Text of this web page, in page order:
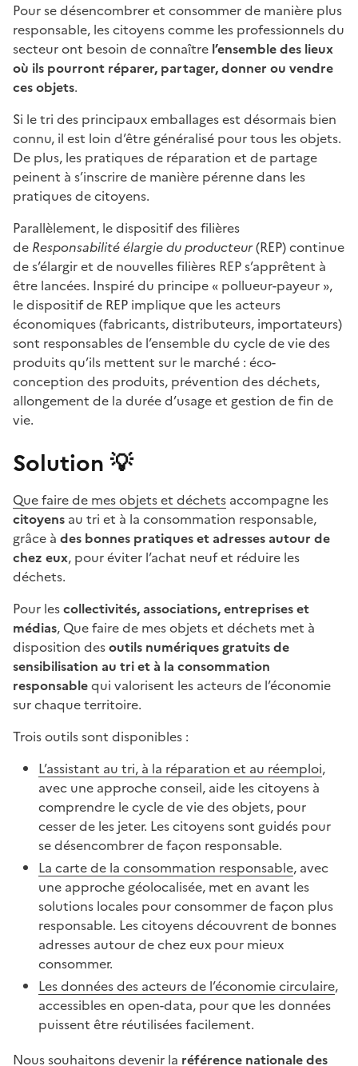
Pour se désencombrer et consommer de manière plus
responsable, les citoyens comme les professionnels du
secteur ont besoin de connaître l’ensemble des lieux
où ils pourront réparer, partager, donner ou vendre
ces objets.
Si le tri des principaux emballages est désormais bien
connu, il est loin d’être généralisé pour tous les objets.
De plus, les pratiques de réparation et de partage
peinent à s’inscrire de manière pérenne dans les
pratiques de citoyens.
Parallèlement, le dispositif des filières
de Responsabilité élargie du producteur(REP) continue
de s’élargir et de nouvelles filières REP s’apprêtent à
être lancées. Inspiré du principe « pollueur-payeur »,
le dispositif de REP implique que les acteurs
économiques (fabricants, distributeurs, importateurs)
sont responsables de l’ensemble du cycle de vie des
produits qu’ils mettent sur le marché : éco-
conception des produits, prévention des déchets,
allongement de la durée d’usage et gestion de fin de
vie.
Solution 💡
Que faire de mes objets et déchets accompagne les
citoyens au tri et à la consommation responsable,
grâce à des bonnes pratiques et adresses autour de
chez eux, pour éviter l’achat neuf et réduire les
déchets.
Pour lescollectivités, associations, entreprises et
médias, Que faire de mes objets et déchets met à
disposition desoutils numériques gratuits de
sensibilisation au tri et à la consommation
responsablequi valorisent les acteurs de l’économie
sur chaque territoire.
Trois outils sont disponibles :
L’assistant au tri, à la réparation et au réemploi,
avec une approche conseil, aide les citoyens à
comprendre le cycle de vie des objets, pour
cesser de les jeter. Les citoyens sont guidés pour
se désencombrer de façon responsable.
La carte de la consommation responsable, avec
une approche géolocalisée, met en avant les
solutions locales pour consommer de façon plus
responsable. Les citoyens découvrent de bonnes
adresses autour de chez eux pour mieux
consommer.
Les données des acteurs de l’économie circulaire,
accessibles en open-data, pour que les données
puissent être réutilisées facilement.
Nous souhaitons devenir la référence nationale des